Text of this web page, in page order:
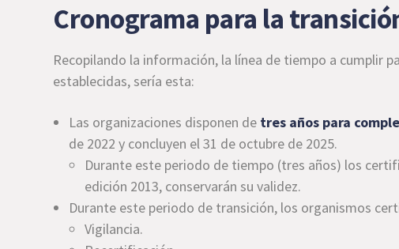
Cronograma para la
Recopilando la información, la línea de tiempo a cumplir
establecidas, sería esta:
Las organizaciones disponen de tres años para
de 2022 y concluyen el 31 de octubre de 2025.
Durante este periodo de tiempo (tres años) los
edición 2013, conservarán su validez.
Durante este periodo de transición, los organismos
Vigilancia.